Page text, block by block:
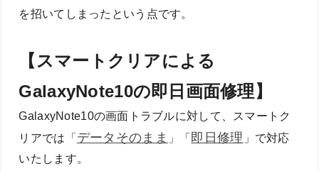
を招いてしまったという点です。
【スマートクリアによる
GalaxyNote10の即日画面修理】
GalaxyNote10の画面トラブルに対して、スマートク
リアでは「 データそのまま 」「 即日修理 」で対応
いたします。